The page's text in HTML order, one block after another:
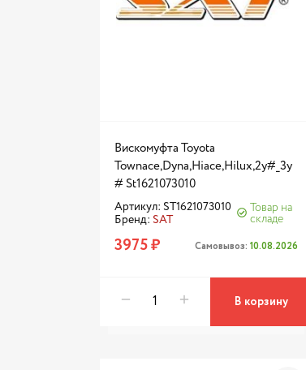
Вискомуфта Toyota
Townace,Dyna,Hiace,Hilux,2y#_3y
# St1621073010
Артикул: ST1621073010
Бренд: SAT
Товар на
складе
3975 ₽ Самовывоз: 10.08.2026
В корзину